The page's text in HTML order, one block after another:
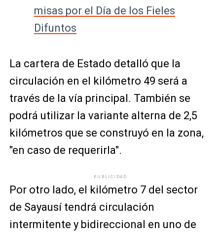
misas por el Día de los Fieles
Difuntos
La cartera de Estado detalló que la
circulación en el kilómetro 49 será a
través de la vía principal. También se
podrá utilizar la variante alterna de 2,5
kilómetros que se construyó en la zona,
"en caso de requerirla".
PUBLICIDAD
Por otro lado, el kilómetro 7 del sector
de Sayausí tendrá circulación
intermitente y bidireccional en uno de